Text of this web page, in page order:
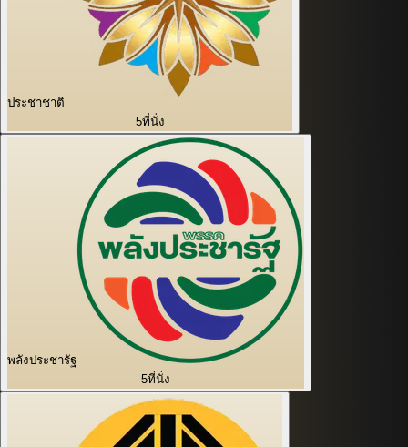
ประชาชาติ
5ที่นั่ง
พลังประชารัฐ
5ที่นั่ง